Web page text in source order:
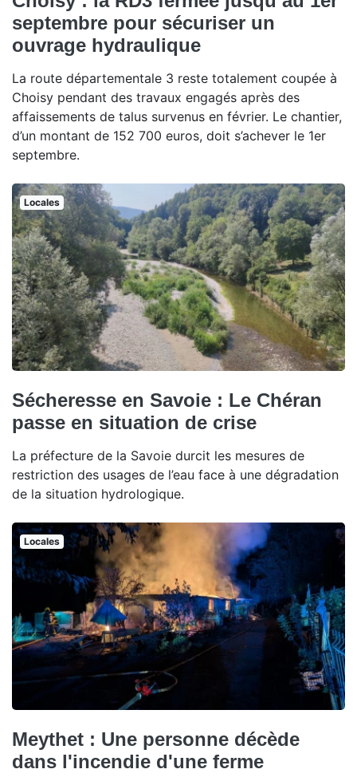
septembre pour sécuriser un
ouvrage hydraulique
La route départementale 3 reste totalement coupée à
Choisy pendant des travaux engagés après des
affaissements de talus survenus en février. Le chantier,
d’un montant de 152 700 euros, doit s’achever le 1er
septembre.
Locales
Sécheresse en Savoie : Le Chéran
passe en situation de crise
La préfecture de la Savoie durcit les mesures de
restriction des usages de l’eau face à une dégradation
de la situation hydrologique.
Locales
Meythet : Une personne décède
dans l'incendie d'une ferme